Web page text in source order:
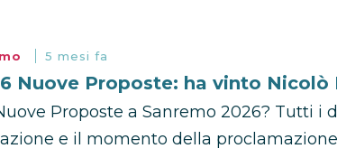
5 mesi fa
Nuove Proposte: ha vinto Nicolò
Proposte a Sanremo 2026? Tutti i
e il momento della